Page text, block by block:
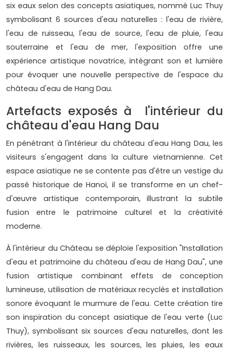
six eaux selon des concepts asiatiques, nommé Luc Thuy
symbolisant 6 sources d'eau naturelles : l'eau de rivière,
l'eau de ruisseau, l'eau de source, l'eau de pluie, l'eau
souterraine et l'eau de mer, l'exposition offre une
expérience artistique novatrice, intégrant son et lumière
pour évoquer une nouvelle perspective de l'espace du
château d'eau de Hang Dau.
Artefacts exposés à l'intérieur du
château d'eau Hang Dau
En pénétrant à l'intérieur du château d'eau Hang Dau, les
visiteurs s'engagent dans la culture vietnamienne. Cet
espace asiatique ne se contente pas d'être un vestige du
passé historique de Hanoi, il se transforme en un chef-
d'œuvre artistique contemporain, illustrant la subtile
fusion entre le patrimoine culturel et la créativité
moderne.
À l'intérieur du Château se déploie l'exposition "Installation
d'eau et patrimoine du château d'eau de Hang Dau", une
fusion artistique combinant effets de conception
lumineuse, utilisation de matériaux recyclés et installation
sonore évoquant le murmure de l'eau. Cette création tire
son inspiration du concept asiatique de l'eau verte (Luc
Thuy), symbolisant six sources d'eau naturelles, dont les
rivières, les ruisseaux, les sources, les pluies, les eaux